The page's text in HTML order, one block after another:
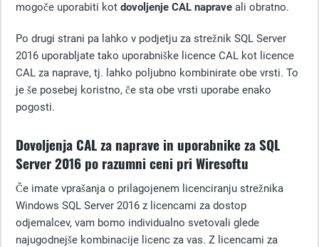
mogoče uporabiti kot dovoljenje CAL naprave ali obratno.
Po drugi strani pa lahko v podjetju za strežnik SQL Server
2016 uporabljate tako uporabniške licence CAL kot licence
CAL za naprave, tj. lahko poljubno kombinirate obe vrsti. To
je še posebej koristno, če sta obe vrsti uporabe enako
pogosti.
Dovoljenja CAL za naprave in uporabnike za SQL
Server 2016 po razumni ceni pri Wiresoftu
Če imate vprašanja o prilagojenem licenciranju strežnika
Windows SQL Server 2016 z licencami za dostop
odjemalcev, vam bomo individualno svetovali glede
najugodnejše kombinacije licenc za vas. Z licencami za